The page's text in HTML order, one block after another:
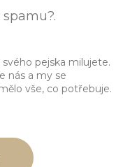
pejska milujete.
nás a my se
vše, co potřebuje.